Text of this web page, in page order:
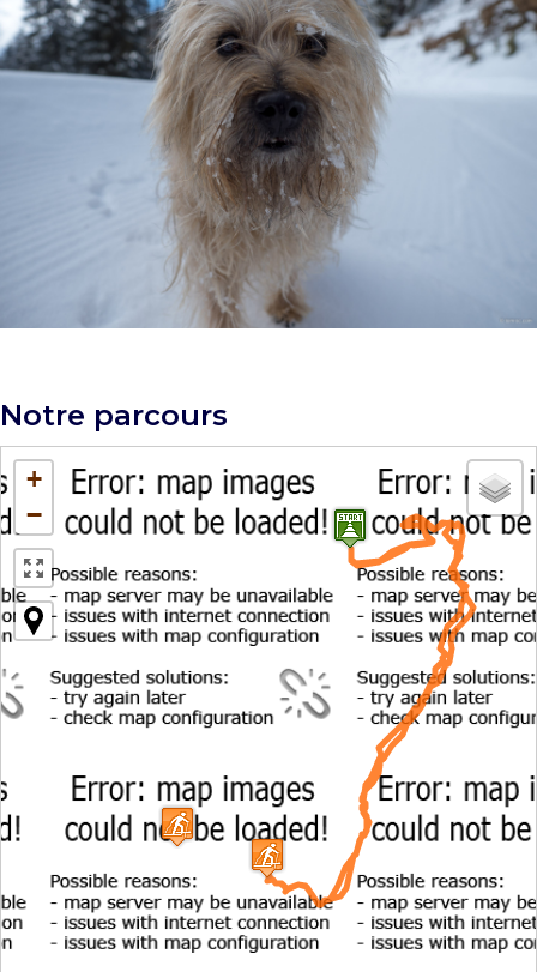
Notre parcours
+
−